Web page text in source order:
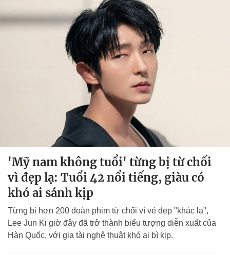
'Mỹ nam không tuổi' từng bị từ chối
vì đẹp lạ: Tuổi 42 nổi tiếng, giàu có
khó ai sánh kịp
Từng bị hơn 200 đoàn phim từ chối vì vẻ đẹp "khác lạ",
Lee Jun Ki giờ đây đã trở thành biểu tượng diễn xuất của
Hàn Quốc, với gia tài nghệ thuật khó ai bì kịp.